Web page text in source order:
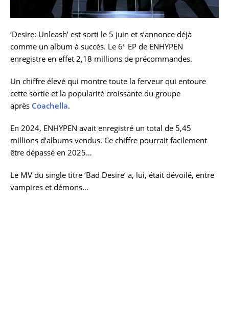
‘Desire: Unleash’ est sorti le 5 juin et s’annonce déjà
comme un album à succès. Le 6e EP de ENHYPEN
enregistre en effet 2,18 millions de précommandes.
Un chiffre élevé qui montre toute la ferveur qui entoure
cette sortie et la popularité croissante du groupe
après Coachella.
En 2024, ENHYPEN avait enregistré un total de 5,45
millions d’albums vendus. Ce chiffre pourrait facilement
être dépassé en 2025…
Le MV du single titre ‘Bad Desire’ a, lui, était dévoilé, entre
vampires et démons…